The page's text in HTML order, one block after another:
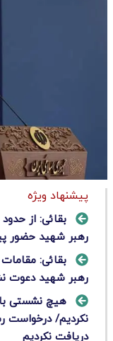
پیشنهاد ویژه
رهبر شهید حضور
بقائی:
رهبر شهید دعوت
هیچ نشستی با
نکردیم/ درخواست
دریافت نکردیم